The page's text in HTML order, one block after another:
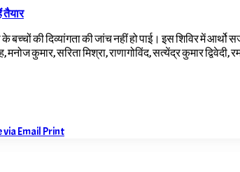
की दिव्यांगता की जांच नहीं हो पाई। इस शिविर में आर्थो
,मनोज कुमार,सरिता मिश्रा,राणागोविंद,सत्येंद्र कुमार द्विवेदी,
via EmailPrint